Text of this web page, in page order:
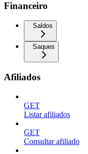
Financeiro
Saldos
Saques
Afiliados
GET
Listar afiliados
GET
Consultar afiliado